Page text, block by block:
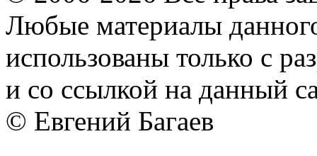
Любые материалы
использованы только с
и со ссылкой на данный
© Евгений Багаев